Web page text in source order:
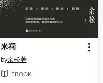
米祠
by余松著
EBOOK